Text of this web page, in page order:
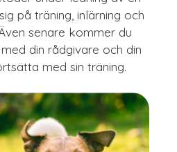
på träning, inlärning och
senare kommer du
din rådgivare och din
med sin träning.